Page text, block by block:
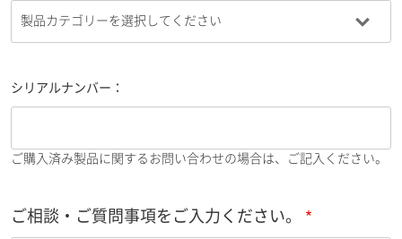
シリアルナンバー：
ご購入済み製品に関するお問い合わせの場合は、ご記入ください。
ご相談・ご質問事項をご入力ください。